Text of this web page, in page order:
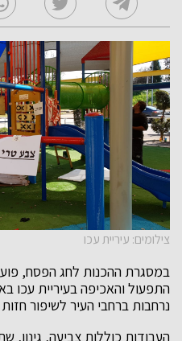
צילומים: עיריית עכו
במסגרת ההכנות לחג הפסח,
התפעול והאכיפה בעיריית עכו
נרחבות ברחבי העיר לשיפור
העבודות כוללות צביעה, גינון,